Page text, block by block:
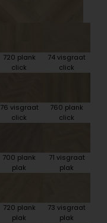
720 plank
click
74 visgraat
click
76 visgraat
click
760 plank
click
700 plank
plak
71 visgraat
plak
720 plank
plak
73 visgraat
plak